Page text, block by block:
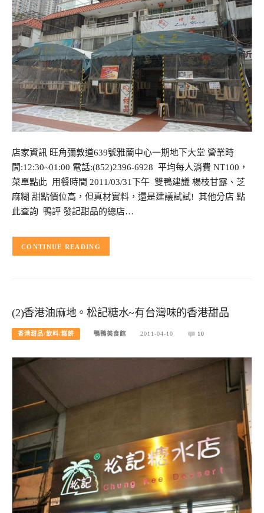
店家資訊 旺角彌敦道639號雅蘭中心一期地下大堂 營業時
間:12:30~01:00 電話:(852)2396-6928 平均每人消費 NT100，
菜單點此 用餐時間 2011/03/31下午 雙鴨建議 楊枝甘露、芝
麻糊 甜點價位高，但真材實料，還是建議試試! 其他分店 點
此查詢 鴨評 發記甜品的總店…
CONTINUE READING
(2)香港油麻地。松記糖水~有台灣味的香港甜品
香港甜品/飲料/糕餅 鴨鴨美食館 2011-04-10 10